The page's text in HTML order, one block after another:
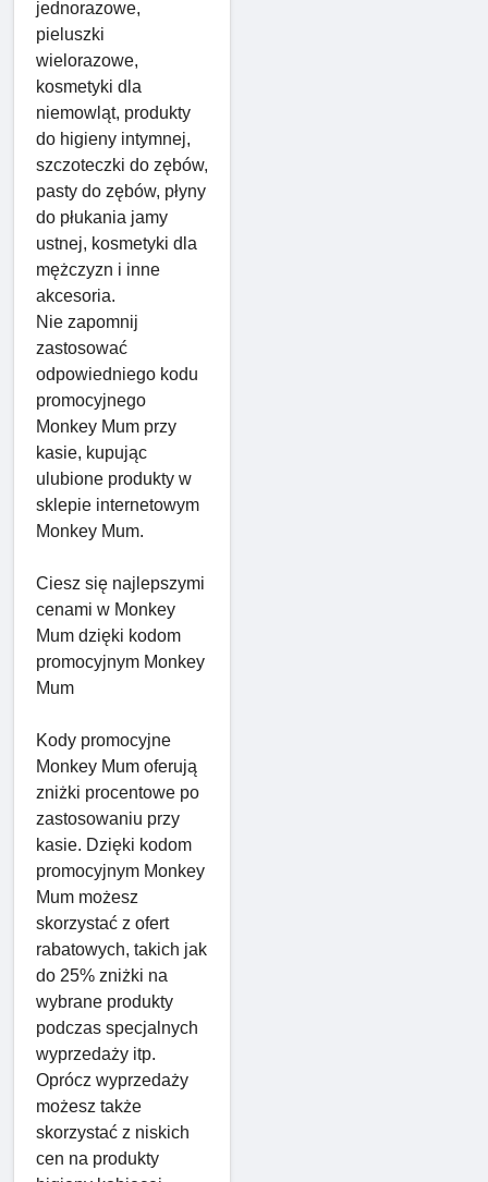
jednorazowe,
pieluszki
wielorazowe,
kosmetyki dla
niemowląt, produkty
do higieny intymnej,
szczoteczki do zębów,
pasty do zębów, płyny
do płukania jamy
ustnej, kosmetyki dla
mężczyzn i inne
akcesoria.
Nie zapomnij
zastosować
odpowiedniego kodu
promocyjnego
Monkey Mum przy
kasie, kupując
ulubione produkty w
sklepie internetowym
Monkey Mum.
Ciesz się najlepszymi
cenami w Monkey
Mum dzięki kodom
promocyjnym Monkey
Mum
Kody promocyjne
Monkey Mum oferują
zniżki procentowe po
zastosowaniu przy
kasie. Dzięki kodom
promocyjnym Monkey
Mum możesz
skorzystać z ofert
rabatowych, takich jak
do 25% zniżki na
wybrane produkty
podczas specjalnych
wyprzedaży itp.
Oprócz wyprzedaży
możesz także
skorzystać z niskich
cen na produkty